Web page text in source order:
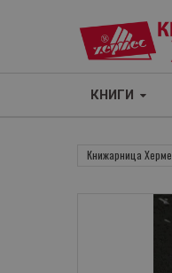
КНИГИ
Книжарница